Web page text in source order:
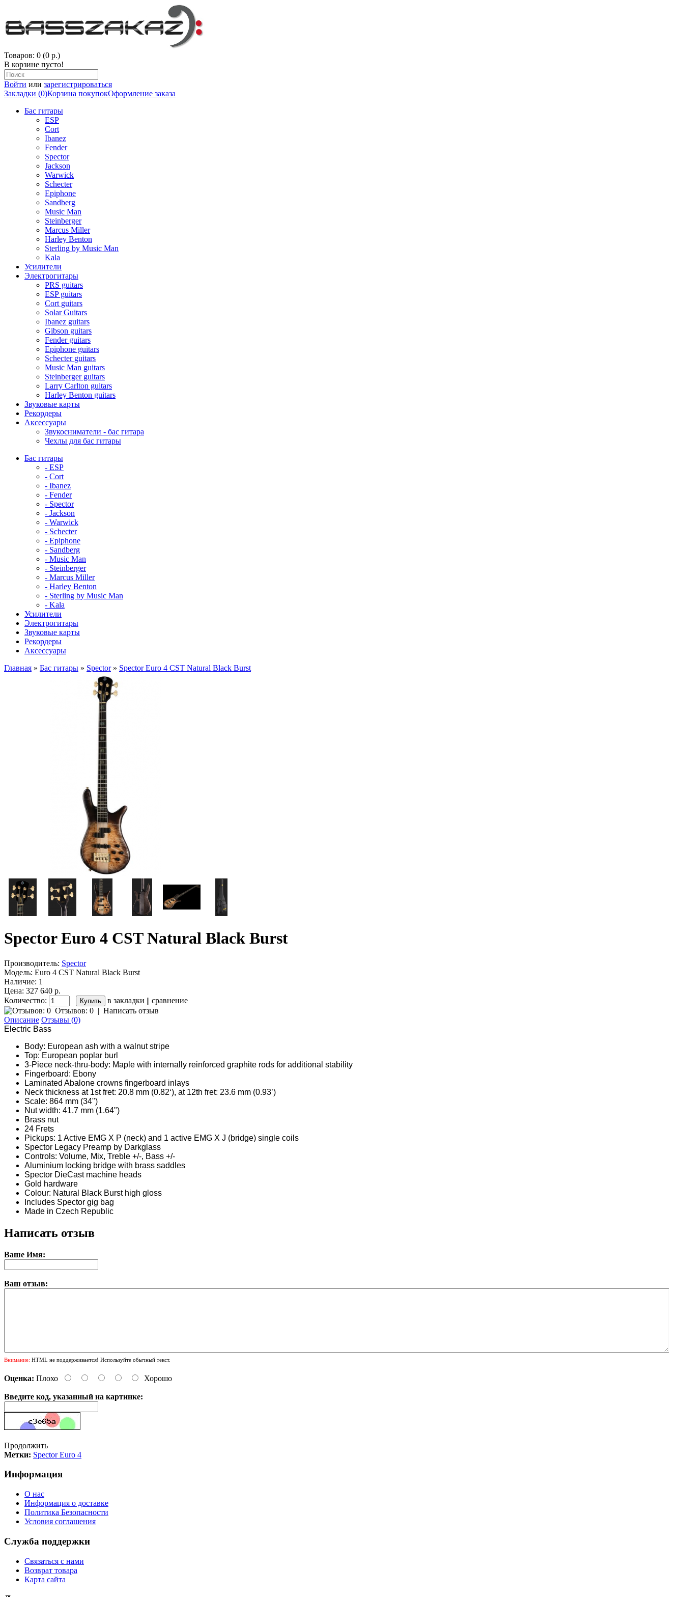
Товаров: 0 (0 р.)
В корзине пусто!
Войти или зарегистрироваться
Закладки (0)Корзина покупокОформление заказа
Бас гитары
ESP
Cort
Ibanez
Fender
Spector
Jackson
Warwick
Schecter
Epiphone
Sandberg
Music Man
Steinberger
Marcus Miller
Harley Benton
Sterling by Music Man
Kala
Усилители
Электрогитары
PRS guitars
ESP guitars
Cort guitars
Solar Guitars
Ibanez guitars
Gibson guitars
Fender guitars
Epiphone guitars
Schecter guitars
Music Man guitars
Steinberger guitars
Larry Carlton guitars
Harley Benton guitars
Звуковые карты
Рекордеры
Аксессуары
Звукосниматели - бас гитара
Чехлы для бас гитары
Бас гитары
- ESP
- Cort
- Ibanez
- Fender
- Spector
- Jackson
- Warwick
- Schecter
- Epiphone
- Sandberg
- Music Man
- Steinberger
- Marcus Miller
- Harley Benton
- Sterling by Music Man
- Kala
Усилители
Электрогитары
Звуковые карты
Рекордеры
Аксессуары
Главная » Бас гитары » Spector» Spector Euro 4 CST Natural Black Burst
Spector Euro 4 CST Natural Black Burst
Производитель: Spector
Модель: Euro 4 CST Natural Black Burst
Наличие: 1
Цена: 327 640 р.
Количество:
в закладки || сравнение
Отзывов: 0 | Написать отзыв
Описание Отзывы (0)
Electric Bass
Body: European ash with a walnut stripe
Top: European poplar burl
3-Piece neck-thru-body: Maple with internally reinforced graphite rods for additional stability
Fingerboard: Ebony
Laminated Abalone crowns fingerboard inlays
Neck thickness at 1st fret: 20.8 mm (0.82‘), at 12th fret: 23.6 mm (0.93’)
Scale: 864 mm (34")
Nut width: 41.7 mm (1.64")
Brass nut
24 Frets
Pickups: 1 Active EMG X P (neck) and 1 active EMG X J (bridge) single coils
Spector Legacy Preamp by Darkglass
Controls: Volume, Mix, Treble +/-, Bass +/-
Aluminium locking bridge with brass saddles
Spector DieCast machine heads
Gold hardware
Colour: Natural Black Burst high gloss
Includes Spector gig bag
Made in Czech Republic
Написать отзыв
Ваше Имя:
Ваш отзыв:
Внимание: HTML не поддерживается! Используйте обычный текст.
Оценка: Плохо Хорошо
Введите код, указанный на картинке:
Продолжить
Метки: Spector Euro 4
Информация
О нас
Информация о доставке
Политика Безопасности
Условия соглашения
Служба поддержки
Связаться с нами
Возврат товара
Карта сайта